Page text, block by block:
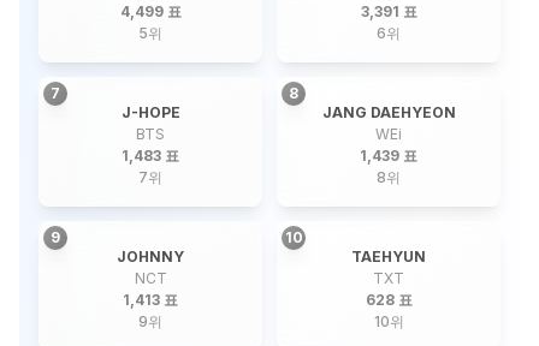
4,499 표
5위
3,391 표
6위
7
J-HOPE
BTS
1,483 표
7위
8
JANG DAEHYEON
WEi
1,439 표
8위
9
JOHNNY
NCT
1,413 표
9위
10
TAEHYUN
TXT
628 표
10위